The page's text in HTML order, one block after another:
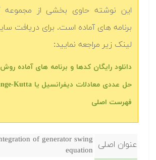
این نوشته حاوی بخشی از مجموعه
برنامه های آماده است. برای دریافت
لینک زیر مراجعه نمایید:
‫‫دانلود رایگان کدها و برنامه های آماده
فهرست اصلی
عنوان اصلی of generator swing
equation